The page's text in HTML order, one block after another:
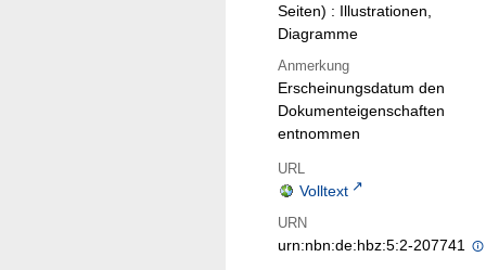
Seiten) : Illustrationen,
Diagramme
Anmerkung
Erscheinungsdatum den
Dokumenteigenschaften
entnommen
URL
Volltext
URN
urn:nbn:de:hbz:5:2-207741